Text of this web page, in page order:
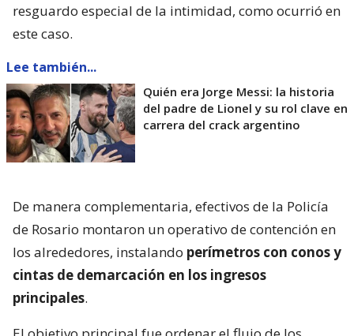
resguardo especial de la intimidad, como ocurrió en
este caso.
Lee también...
Quién era Jorge Messi: la historia
del padre de Lionel y su rol clave en
carrera del crack argentino
De manera complementaria, efectivos de la Policía
de Rosario montaron un operativo de contención en
los alrededores, instalando perímetros con conos y
cintas de demarcación en los ingresos
principales.